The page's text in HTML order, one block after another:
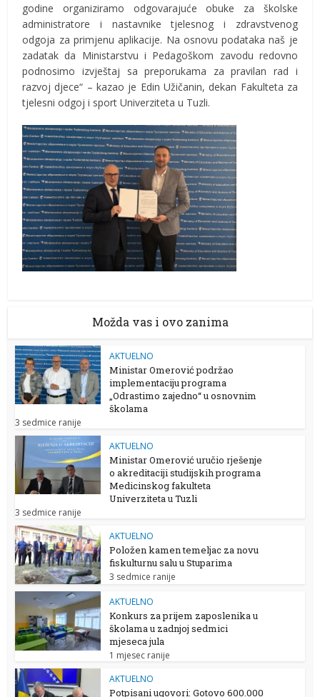
godine organiziramo odgovarajuće obuke za školske
administratore i nastavnike tjelesnog i zdravstvenog
odgoja za primjenu aplikacije. Na osnovu podataka naš je
zadatak da Ministarstvu i Pedagoškom zavodu redovno
podnosimo izvještaj sa preporukama za pravilan rad i
razvoj djece“ – kazao je Edin Užičanin, dekan Fakulteta za
tjelesni odgoj i sport Univerziteta u Tuzli.
Možda vas i ovo zanima
AKTUELNO
Ministar Omerović podržao
implementaciju programa
„Odrastimo zajedno“ u osnovnim
školama
3 sedmice ranije
AKTUELNO
Ministar Omerović uručio rješenje
o akreditaciji studijskih programa
Medicinskog fakulteta
Univerziteta u Tuzli
3 sedmice ranije
AKTUELNO
Položen kamen temeljac za novu
fiskulturnu salu u Stuparima
3 sedmice ranije
AKTUELNO
Konkurs za prijem zaposlenika u
školama u zadnjoj sedmici
mjeseca jula
1 mjesec ranije
AKTUELNO
Potpisani ugovori: Gotovo 600.000